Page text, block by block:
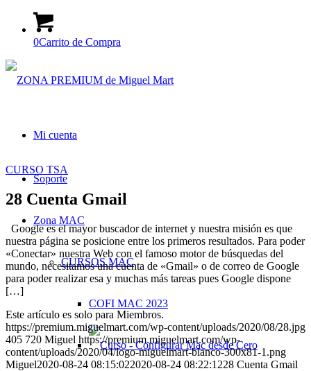
0Carrito de Compra
Mi cuenta
Soporte
Zona MAC
CURSOS MAC
COFI MAC 2023
CURSO TSA
28 Cuenta Gmail
Google es el mayor buscador de internet y nuestra misión es que
nuestra página se posicione entre los primeros resultados. Para poder
«Conectar» nuestra Web con el famoso motor de búsquedas del
mundo, necesitamos una cuenta de «Gmail» o de correo de Google
para poder realizar esa y muchas más tareas pues Google dispone
[…]
Este artículo es solo para Miembros.
https://premium.miguelmart.com/wp-content/uploads/2020/08/28.jpg
405 720 Miguel https://premium.miguelmart.com/wp-
content/uploads/2020/04/logo-miguelmart-blanco-300x81-1.png
Miguel2020-08-24 08:15:022020-08-24 08:22:1228 Cuenta Gmail